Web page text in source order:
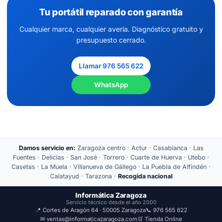
Tu portátil reparado con garantía
Cualquier marca, cualquier avería. Diagnóstico gratuito y
presupuesto cerrado.
Llamar 976 565 622
WhatsApp
Damos servicio en: Zaragoza centro · Actur · Casablanca · Las
Fuentes · Delicias · San José · Torrero · Cuarte de Huerva · Utebo ·
Casetas · La Muela · Villanueva de Gállego · La Puebla de Alfindén ·
Calatayud · Tarazona · Recogida nacional
Informática Zaragoza
Servicio técnico desde el año 2000
📍 Cortes de Aragón 64 · 50005 Zaragoza📞 976 565 622
✉ ventas@informaticazaragoza.com🛒 Tienda Online